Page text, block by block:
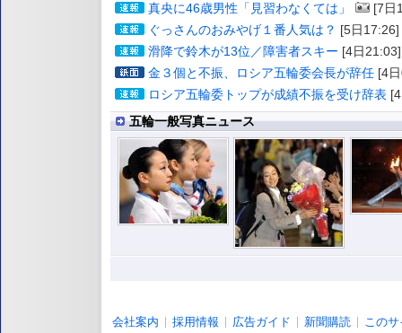
真央に46歳男性「見習わなくては」
[7日
ぐっさんのおみやげ１番人気は？ [5日17:26]
滑降で鈴木が13位／障害者スキー [4日21:03]
金３個と不振、ロシア五輪委会長が辞任 [4
ロシア五輪委トップが成績不振を受け辞表
五輪一般写真ニュース
会社案内 採用情報 広告ガイド 新聞購読
この